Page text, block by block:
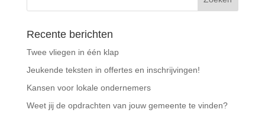
Recente berichten
Twee vliegen in één klap
Jeukende teksten in offertes en inschrijvingen!
Kansen voor lokale ondernemers
Weet jij de opdrachten van jouw gemeente te vinden?